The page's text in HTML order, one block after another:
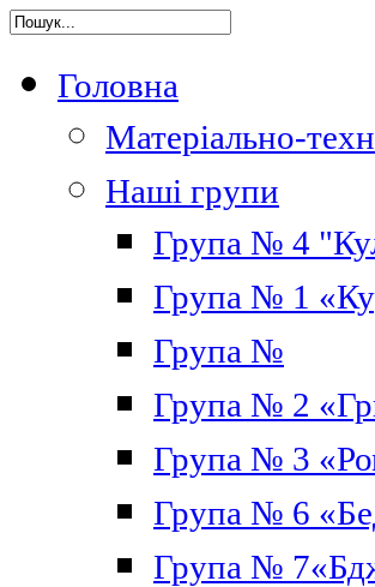
Головна
Матеріально-
Наші групи
Група № 4
Група № 1
Група №
Група № 2
Група № 3
Група № 6
Група №